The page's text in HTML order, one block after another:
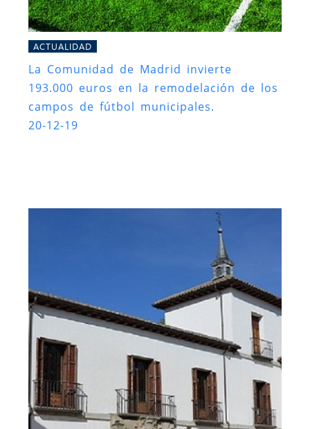
ACTUALIDAD
La Comunidad de Madrid invierte
193.000 euros en la remodelación de los
campos de fútbol municipales.
20-12-19